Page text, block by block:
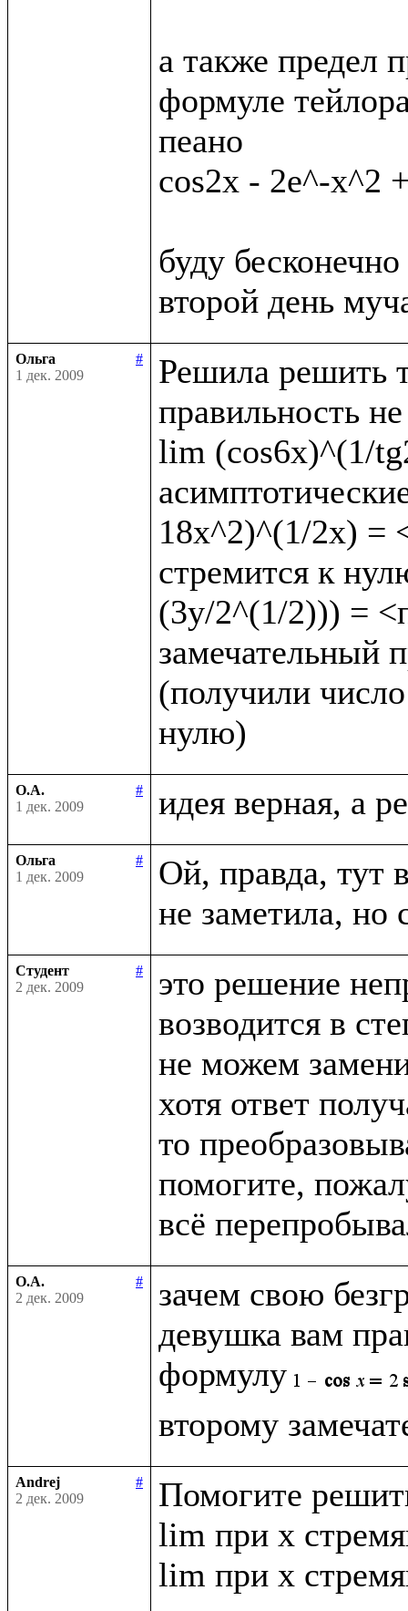
а также предел
формуле
пеано
cos2x - 2e^-x^2
буду
Ольга
#
1 дек. 2009
Решила решить
правильность
lim (cos6x)^(1/
18x^2)^(1/2x) =
стремится к
(3y/2^(1/2))) =
замечательный
(получили
О.А.
#
1 дек. 2009
Ольга
#
1 дек. 2009
Ой, правда, тут
Студент
#
2 дек. 2009
это решение
возводится в
не можем
хотя ответ
то
помогите,
О.А.
#
2 дек. 2009
зачем свою
девушка вам
формулу
Andrej
#
2 дек. 2009
Помогите
lim при x